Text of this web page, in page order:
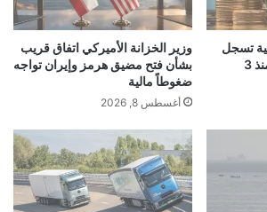
استخدام الترجمة الآلية في بعض
المحتوى.
ألمانيا تدرس رفع حظر قيادة
تسجل
في يوليو أعلى مستوى منذ 3
وزير الخزانة الأميركي اتفاق قريب
بشأن فتح مضيق هرمز وإيران تواجه
ضغوطاً مالية
أغسطس 8, 2026